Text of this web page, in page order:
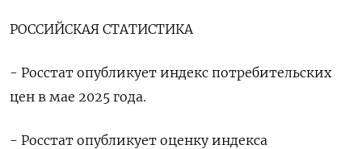
РОССИЙСКАЯ СТАТИСТИКА
- Росстат опубликует индекс потребительских
цен в мае 2025 года.
- Росстат опубликует оценку индекса